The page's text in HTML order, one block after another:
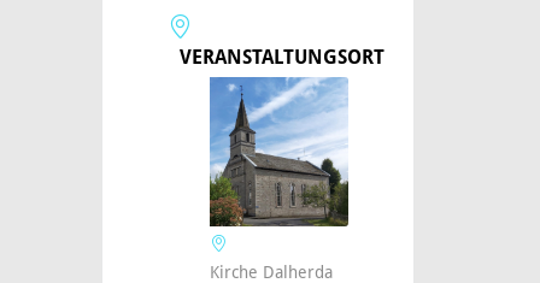
VERANSTALTUNGSORT
Kirche Dalherda